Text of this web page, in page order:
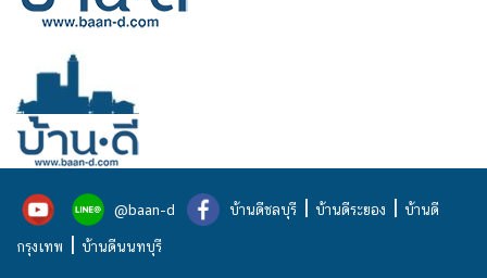
@baan-d บ้านดีชลบุรี | บ้านดีระยอง | บ้านดี
กรุงเทพ | บ้านดีนนทบุรี